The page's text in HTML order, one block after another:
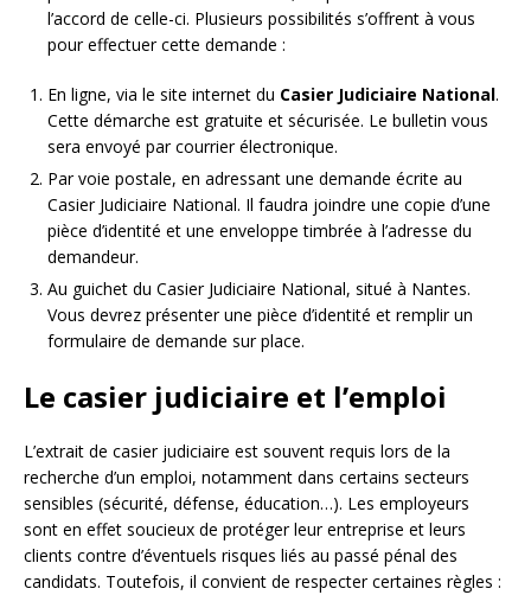
l’accord de celle-ci. Plusieurs possibilités s’offrent à vous
pour effectuer cette demande :
En ligne, via le site internet du Casier Judiciaire National.
Cette démarche est gratuite et sécurisée. Le bulletin vous
sera envoyé par courrier électronique.
Par voie postale, en adressant une demande écrite au
Casier Judiciaire National. Il faudra joindre une copie d’une
pièce d’identité et une enveloppe timbrée à l’adresse du
demandeur.
Au guichet du Casier Judiciaire National, situé à Nantes.
Vous devrez présenter une pièce d’identité et remplir un
formulaire de demande sur place.
Le casier judiciaire et l’emploi
L’extrait de casier judiciaire est souvent requis lors de la
recherche d’un emploi, notamment dans certains secteurs
sensibles (sécurité, défense, éducation…). Les employeurs
sont en effet soucieux de protéger leur entreprise et leurs
clients contre d’éventuels risques liés au passé pénal des
candidats. Toutefois, il convient de respecter certaines règles :